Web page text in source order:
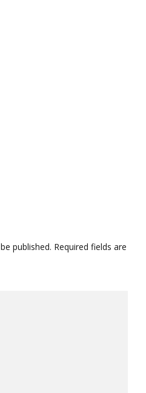
published. Required fields are